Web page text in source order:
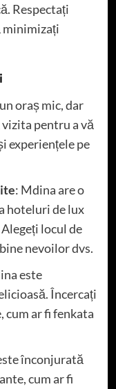
Respectați
minimizați
oraș mic, dar
pentru a vă
experiențele pe
: Mdina are o
hoteluri de lux
locul de
nevoilor dvs.
este
Încercați
cum ar fi fenkata
înconjurată
cum ar fi